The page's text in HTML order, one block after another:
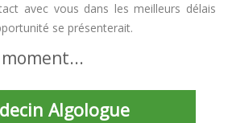
avec vous dans les meilleurs délais
se présenterait.
Algologue